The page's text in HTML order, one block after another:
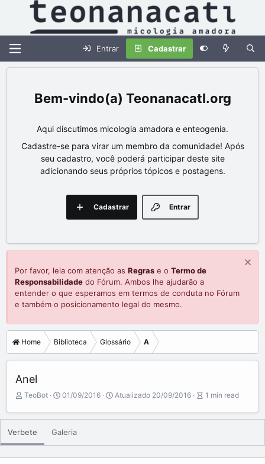
Entrar Cadastrar
Teonanacatl.org
Aqui discutimos micologia amadora e enteogenia.
Cadastre-se para virar um membro da comunidade! Após
seu cadastro, você poderá participar deste site
adicionando seus próprios tópicos e postagens.
Entrar
Cadastrar
Por favor, leia com atenção as Regras e o Termo de
Responsabilidade do Fórum. Ambos lhe ajudarão a
entender o que esperamos em termos de conduta no Fórum
e também o posicionamento legal do mesmo.
Home Biblioteca Glossário A
Anel
A
t
r
TeoBot
P
b
i
s
h
01/09/2016 Atualizado 20/09/2016
A
t
l
e
1 min read
Verbete Galeria